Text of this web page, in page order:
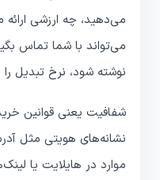
می‌دهید، چه ارزشی
می‌تواند با شما تماس
نوشته شود، نرخ تبدیل
شفافیت یعنی قوانین
نشانه‌های هویتی مثل
موارد در هایلایت یا